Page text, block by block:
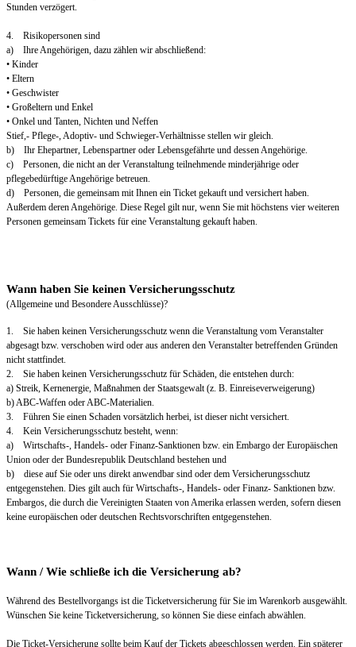
Stunden verzögert.
4. Risikopersonen sind
a) Ihre Angehörigen, dazu zählen wir abschließend:
• Kinder
• Eltern
• Geschwister
• Großeltern und Enkel
• Onkel und Tanten, Nichten und Neffen
Stief,- Pflege-, Adoptiv- und Schwieger-Verhältnisse stellen wir gleich.
b) Ihr Ehepartner, Lebenspartner oder Lebensgefährte und dessen Angehörige.
c) Personen, die nicht an der Veranstaltung teilnehmende minderjährige oder
pflegebedürftige Angehörige betreuen.
d) Personen, die gemeinsam mit Ihnen ein Ticket gekauft und versichert haben.
Außerdem deren Angehörige. Diese Regel gilt nur, wenn Sie mit höchstens vier weiteren
Personen gemeinsam Tickets für eine Veranstaltung gekauft haben.
Wann haben Sie keinen Versicherungsschutz
(Allgemeine und Besondere Ausschlüsse)?
1. Sie haben keinen Versicherungsschutz wenn die Veranstaltung vom Veranstalter
abgesagt bzw. verschoben wird oder aus anderen den Veranstalter betreffenden Gründen
nicht stattfindet.
2. Sie haben keinen Versicherungsschutz für Schäden, die entstehen durch:
a) Streik, Kernenergie, Maßnahmen der Staatsgewalt (z. B. Einreiseverweigerung)
b) ABC-Waffen oder ABC-Materialien.
3. Führen Sie einen Schaden vorsätzlich herbei, ist dieser nicht versichert.
4. Kein Versicherungsschutz besteht, wenn:
a) Wirtschafts-, Handels- oder Finanz-Sanktionen bzw. ein Embargo der Europäischen
Union oder der Bundesrepublik Deutschland bestehen und
b) diese auf Sie oder uns direkt anwendbar sind oder dem Versicherungsschutz
entgegenstehen. Dies gilt auch für Wirtschafts-, Handels- oder Finanz- Sanktionen bzw.
Embargos, die durch die Vereinigten Staaten von Amerika erlassen werden, sofern diesen
keine europäischen oder deutschen Rechtsvorschriften entgegenstehen.
Wann / Wie schließe ich die Versicherung ab?
Während des Bestellvorgangs ist die Ticketversicherung für Sie im Warenkorb ausgewählt.
Wünschen Sie keine Ticketversicherung, so können Sie diese einfach abwählen.
Die Ticket-Versicherung sollte beim Kauf der Tickets abgeschlossen werden. Ein späterer